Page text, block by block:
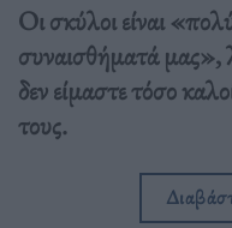
Οι σκύλοι είναι
συναισθήματά μας»,
δεν είμαστε τόσο
τους.